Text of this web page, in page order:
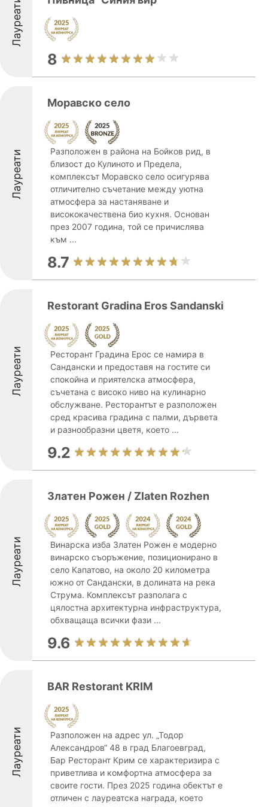
Лауреати
8
Лауреати
Моравско село
Разположен в района на Бойков рид, в
близост до Кулиното и Предела,
комплексът Моравско село осигурява
отличително съчетание между уютна
атмосфера за настаняване и
висококачествена био кухня. Oснован
през 2007 година, той се причислява
към ...
8.7
Лауреати
Restorant Gradina Eros Sandanski
Ресторант Градина Ерос се намира в
Сандански и предоставя на гостите си
спокойна и приятелска атмосфера,
съчетана с високо ниво на кулинарно
обслужване. Ресторантът е разположен
сред красива градина с палми, дървета
и разнообразни цветя, което ...
9.2
Лауреати
Златен Рожен / Zlaten Rozhen
Винарска изба Златен Рожен е модерно
винарско съоръжение, позиционирано в
село Капатово, на около 20 километра
южно от Сандански, в долината на река
Струма. Комплексът разполага с
цялостна архитектурна инфраструктура,
обхващаща всички фази ...
9.6
Лауреати
BAR Restorant KRIM
Разположен на адрес ул. „Тодор
Александров“ 48 в град Благоевград,
Бар Ресторант Крим се характеризира с
приветлива и комфортна атмосфера за
своите гости. През 2025 година обектът е
отличен с лауреатска награда, което